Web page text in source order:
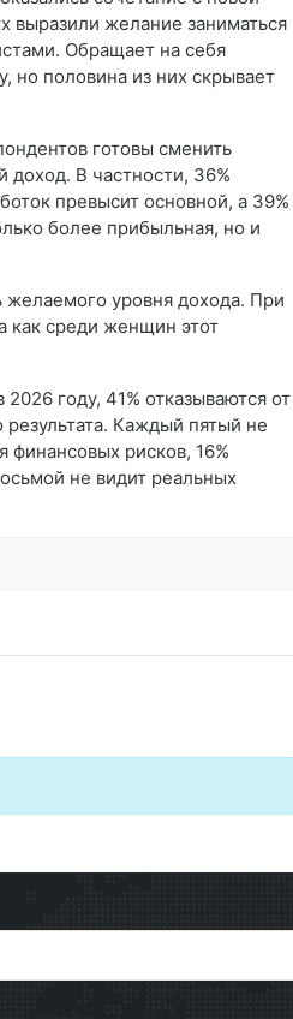
выразили желание заниматься
Обращает на себя
но половина из них скрывает
готовы сменить
доход. В частности, 36%
превысит основной, а 39%
более прибыльная, но и
желаемого уровня дохода. При
как среди женщин этот
году, 41% отказываются от
Каждый пятый не
финансовых рисков, 16%
не видит реальных